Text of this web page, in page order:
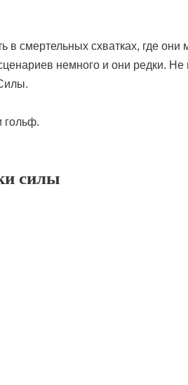
в смертельных схватках, где
немного и они редки. Не
гольф.
силы